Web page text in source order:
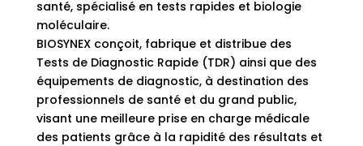
santé, spécialisé en tests rapides et biologie
moléculaire.
BIOSYNEX conçoit, fabrique et distribue des
Tests de Diagnostic Rapide (TDR) ainsi que des
équipements de diagnostic, à destination des
professionnels de santé et du grand public,
visant une meilleure prise en charge médicale
des patients grâce à la rapidité des résultats et